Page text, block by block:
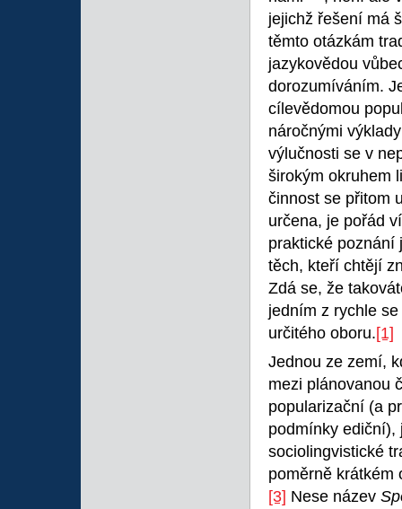
jejichž řešení má
těmto otázkám
jazykovědou
dorozumíváním.
cílevědomou
náročnými
výlučnosti se v
širokým okruhem
činnost se přitom
určena, je pořád
praktické poznání
těch, kteří chtějí
Zdá se, že
jedním z rychle
určitého oboru.[1]
Jednou ze zemí,
mezi plánovanou
popularizační (a
podmínky ediční),
sociolingvistické
poměrně
[3] Nese název